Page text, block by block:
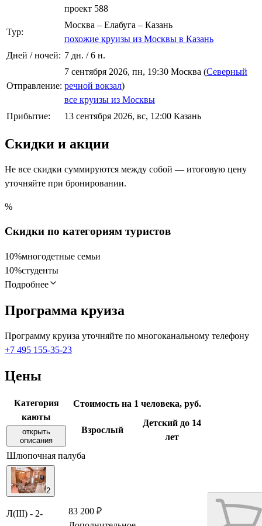
проект 588
Тур:
Москва – Елабуга – Казань
похожие круизы из Москвы в Казань
Дней / ночей: 7 дн. / 6 н.
Отправление:
7 сентября 2026, пн, 19:30 Москва (Северный
речной вокзал)
все круизы из Москвы
Прибытие:
13 сентября 2026, вс, 12:00 Казань
Скидки и акции
Не все скидки суммируются между собой — итоговую цену
уточняйте при бронировании.
%
Скидки по категориям туристов
10%многодетные семьи
10%студенты
Подробнее
Программа круиза
Программу круиза уточняйте по многоканальному телефону
+7 495 155-35-23
Цены
Категория
каюты
открыть
описания
Стоимость на 1 человека, руб.
Взрослый
Детский до 14
лет
Шлюпочная палуба
2
Л(III) - 2-
83 200 ₽